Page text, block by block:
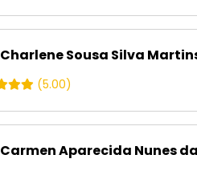
Charlene Sousa Silva
(5.00)
Carmen Aparecida Nunes